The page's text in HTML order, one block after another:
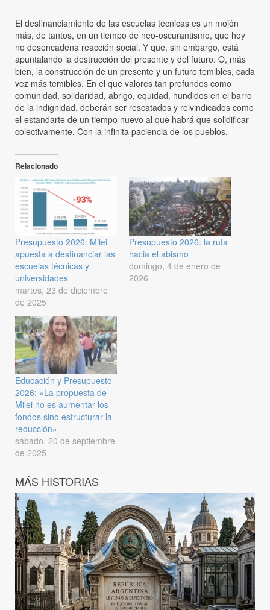
El desfinanciamiento de las escuelas técnicas es un mojón
más, de tantos, en un tiempo de neo-oscurantismo, que hoy
no desencadena reacción social. Y que, sin embargo, está
apuntalando la destrucción del presente y del futuro. O, más
bien, la construcción de un presente y un futuro temibles, cada
vez más temibles. En el que valores tan profundos como
comunidad, solidaridad, abrigo, equidad, hundidos en el barro
de la indignidad, deberán ser rescatados y reivindicados como
el estandarte de un tiempo nuevo al que habrá que solidificar
colectivamente. Con la infinita paciencia de los pueblos.
Relacionado
Presupuesto 2026: Milei
apuesta a desfinanciar las
escuelas técnicas y
universidades
martes, 23 de diciembre
de 2025
Presupuesto 2026: la ruta
hacia el abismo
domingo, 4 de enero de
2026
Educación y Presupuesto
2026: «La propuesta de
Milei no es aumentar los
fondos sino estructurar la
reducción»
sábado, 20 de septiembre
de 2025
MÁS HISTORIAS